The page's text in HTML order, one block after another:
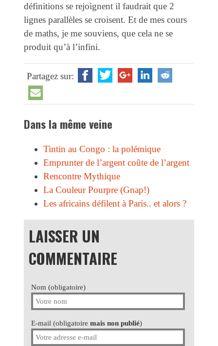
définitions se rejoignent il faudrait que 2
lignes parallèles se croisent. Et de mes cours
de maths, je me souviens, que cela ne se
produit qu’à l’infini.
Partagez sur:
Dans la même veine
Tintin au Congo : la polémique
Emprunter de l’argent coûte de l’argent
Rencontre Mythique
La Couleur Pourpre (Gnap!)
Les africains défilent à Paris.. et alors ?
LAISSER UN
COMMENTAIRE
Nom (obligatoire)
E-mail (obligatoire mais non publié)